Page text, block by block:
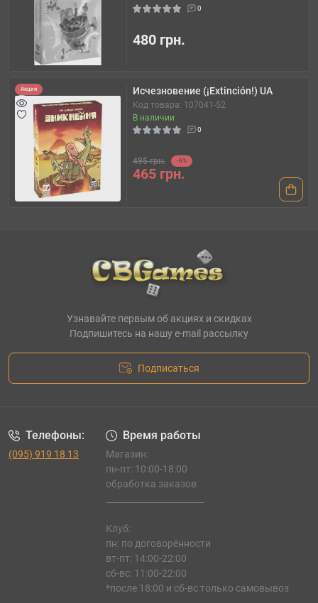
0
480 грн.
Акция Исчезновение (¡Extinción!) UA
Код товара: 107041-52
В наличии
0
495 грн. -6%
465 грн.
Узнавайте первым об акциях и скидках
Подпишитесь на нашу e-mail рассылку
Подписаться
Телефоны:
(095) 919 18 13
Время работы
Магазин:
пн-пт: 10:00-18:00
обработка заказов
Клуб:
пн: по договорённости
вт-пт: 14:00-22:00
сб-вс: 11:00-22:00
*после 18:00 и сб-вс только самовывоз